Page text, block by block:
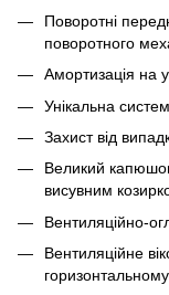
Поворотні
поворотного
Амортизація на
Унікальна
Захист від
Великий
висувним
Вентиляційно-
Вентиляційне